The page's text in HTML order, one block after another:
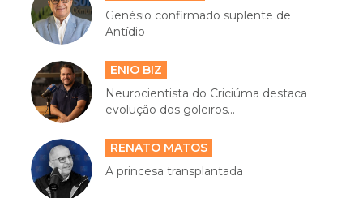
Genésio confirmado suplente de
Antídio
ENIO BIZ
Neurocientista do Criciúma destaca
evolução dos goleiros...
RENATO MATOS
A princesa transplantada